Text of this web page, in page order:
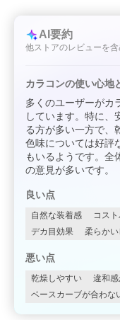
AI要約
他ストアのレビューを含
カラコンの使い心地
多くのユーザーがカ
しています。特に、
る方が多い一方で、
色味については好評
もいるようです。全
の意見が多いです。
良い点
自然な装着感 コス
デカ目効果
柔らか
悪い点
乾燥しやすい 違和
ベースカーブが合わな